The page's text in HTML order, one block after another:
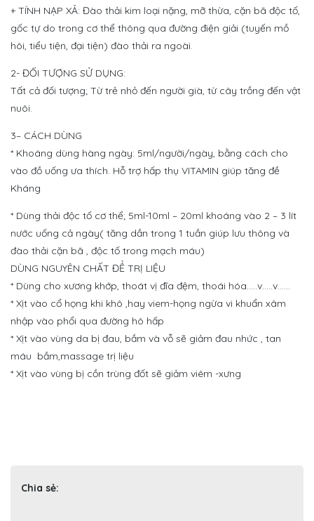
+ TÍNH NẠP XẢ: Đào thải kim loại nặng, mỡ thừa, cặn bã độc tố,
gốc tự do trong cơ thể thông qua đường điện giải (tuyến mồ
hôi, tiểu tiện, đại tiện) đào thải ra ngoài.
2- ĐỐI TƯỢNG SỬ DỤNG:
Tất cả đối tượng; Từ trẻ nhỏ đến người già, từ cây trồng đến vật
nuôi.
3– CÁCH DÙNG
* Khoáng dùng hàng ngày: 5ml/người/ngày, bằng cách cho
vào đồ uống ưa thích. Hỗ trợ hấp thụ VITAMIN giúp tăng đề
Kháng
* Dùng thải độc tố cơ thể; 5ml-10ml – 20ml khoáng vào 2 – 3 lít
nước uống cả ngày( tăng dần trong 1 tuần giúp lưu thông và
đào thải cặn bã , độc tố trong mạch máu)
DÙNG NGUYÊN CHẤT ĐỂ TRỊ LIỆU
* Dùng cho xương khớp, thoát vị đĩa đệm, thoái hóa.....v.....v......
* Xịt vào cổ họng khi khô ,hay viem-họng ngừa vi khuẩn xâm
nhập vào phổi qua đường hô hấp
* Xịt vào vùng da bị đau, bầm và vỗ sẽ giảm đau nhức , tan
máu bầm,massage trị liệu
* Xịt vào vùng bị cồn trùng đốt sẽ giảm viêm -xưng
Chia sẻ: